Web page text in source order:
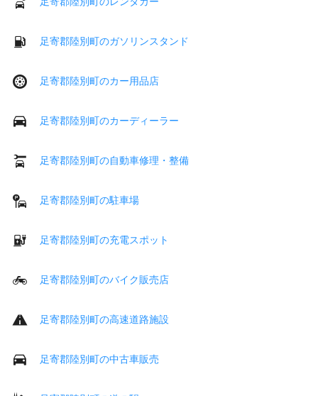
足寄郡陸別町のガソリンスタンド
足寄郡陸別町のカー用品店
足寄郡陸別町のカーディーラー
足寄郡陸別町の自動車修理・整備
足寄郡陸別町の駐車場
足寄郡陸別町の充電スポット
足寄郡陸別町のバイク販売店
足寄郡陸別町の高速道路施設
足寄郡陸別町の中古車販売